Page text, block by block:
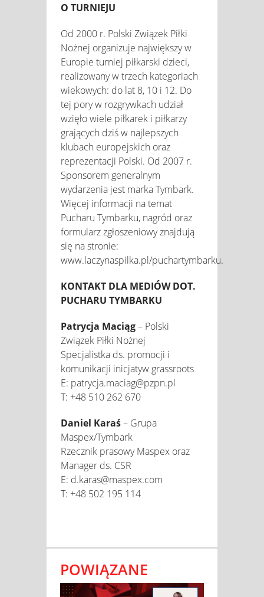
O TURNIEJU
Od 2000 r. Polski Związek Piłki
Nożnej organizuje największy w
Europie turniej piłkarski dzieci,
realizowany w trzech kategoriach
wiekowych: do lat 8, 10 i 12. Do
tej pory w rozgrywkach udział
wzięło wiele piłkarek i piłkarzy
grających dziś w najlepszych
klubach europejskich oraz
reprezentacji Polski. Od 2007 r.
Sponsorem generalnym
wydarzenia jest marka Tymbark.
Więcej informacji na temat
Pucharu Tymbarku, nagród oraz
formularz zgłoszeniowy znajdują
się na stronie:
www.laczynaspilka.pl/puchartymbarku.
KONTAKT DLA MEDIÓW DOT.
PUCHARU TYMBARKU
Patrycja Maciąg– Polski
Związek Piłki Nożnej
Specjalistka ds. promocji i
komunikacji inicjatyw grassroots
E: patrycja.maciag@pzpn.pl
T: +48 510 262 670
Daniel Karaś– Grupa
Maspex/Tymbark
Rzecznik prasowy Maspex oraz
Manager ds. CSR
E: d.karas@maspex.com
T: +48 502 195 114
POWIĄZANE